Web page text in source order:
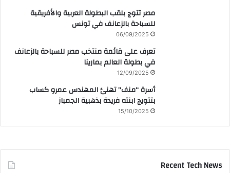
مصر تتوج بلقب البطولة العربية والأفريقية
للسباحة بالزعانف في تونس
06/09/2025
تعرف على قائمة منتخب مصر للسباحة بالزعانف
في بطولة العالم بمارينا
12/09/2025
أسرة “منف” تهنئ المهندس عمرو كساب
بتتويج ابنته فريدة بذهبية الجمباز
15/10/2025
Recent Tech News